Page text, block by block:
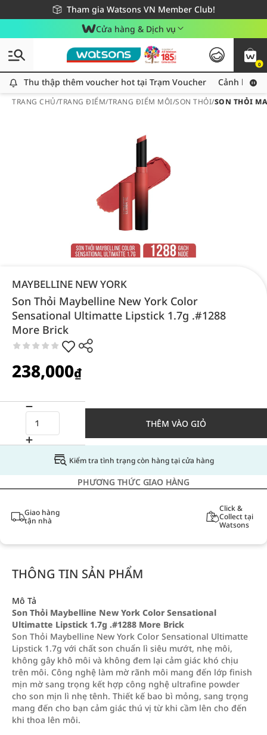
Tham gia Watsons VN Member Club!
Miễn phí giao hàng cho đơn hàng từ 249,000Đ
Giao hàng nhanh 24h - Áp dụng khu vực TP. Hồ Chí Minh
Cửa hàng & Dịch vụ
0
Thu thập thêm voucher hot tại Trạm Voucher
Thu thập thêm voucher hot tại Trạm Voucher Cảnh báo
TRANG CHỦ/TRANG ĐIỂM/TRANG ĐIỂM MÔI/SON THỎI/SON THỎI
MAYBELLINE NEW YORK
Son Thỏi Maybelline New York Color
Sensational Ultimatte Lipstick 1.7g .#1288
More Brick
238,000₫
THÊM VÀO GIỎ
Kiểm tra tình trạng còn hàng tại cửa hàng
PHƯƠNG THỨC GIAO HÀNG
Giao hàng
tận nhà
Click &
Collect tại
Watsons
THÔNG TIN SẢN PHẨM
Mô Tả
Son Thỏi Maybelline New York Color Sensational
Ultimatte Lipstick 1.7g .#1288 More Brick
Son Thỏi Maybelline New York Color Sensational Ultimatte
Lipstick 1.7g với chất son chuẩn lì siêu mướt, nhẹ môi,
không gây khô môi và không đem lại cảm giác khó chịu
trên môi. Công nghệ làm mờ rãnh môi mang đến lớp finish
mịn mờ sang trọng kết hợp công nghệ ultrafine powder
cho son mịn lì nhẹ tênh. Thiết kế bao bì mỏng, sang trọng
mang đến cho bạn cảm giác thú vị từ khi cầm lên cho đến
khi thoa lên môi.